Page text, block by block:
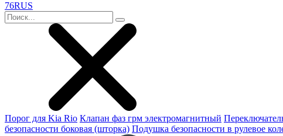
76RUS
Порог для Kia Rio Клапан фаз грм электромагнитный
безопасности боковая (шторка) Подушка безопасности в рулевое